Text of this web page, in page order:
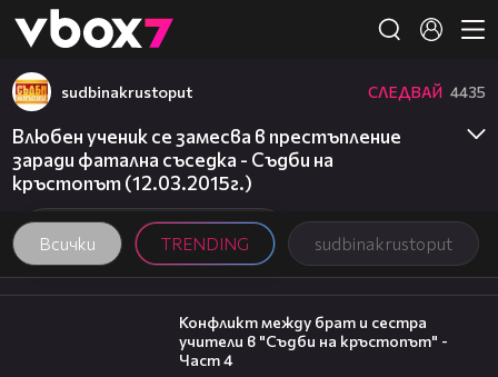
👾
Всички TRENDING sudbinakrustoput
sudbinakrustoput СЛЕДВАЙ 4435
Влюбен ученик се замесва в престъпление
заради фатална съседка - Съдби на
кръстопът (12.03.2015г.)
11:07
Конфликт между брат и сестра
учители в "Съдби на кръстопът" -
Част 4